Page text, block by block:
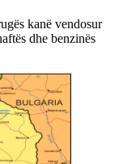
kanë vendosur
dhe benzinës